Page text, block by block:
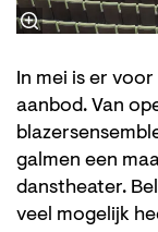
In mei is er
aanbod. Van
galmen een
danstheater.
veel mogelijk